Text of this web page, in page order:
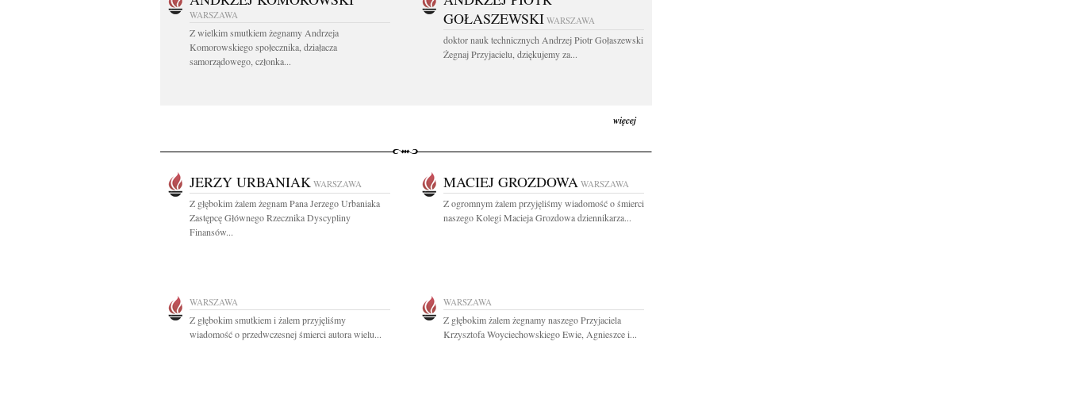
WARSZAWA
Z wielkim smutkiem żegnamy Andrzeja
Komorowskiego społecznika, działacza
samorządowego, członka...
GOŁASZEWSKI WARSZAWA
doktor nauk technicznych Andrzej Piotr Gołaszewski
Żegnaj Przyjacielu, dziękujemy za...
więcej
JERZY URBANIAK WARSZAWA
Z głębokim żalem żegnam Pana Jerzego Urbaniaka
Zastępcę Głównego Rzecznika Dyscypliny
Finansów...
MACIEJ GROZDOWA WARSZAWA
Z ogromnym żalem przyjęliśmy wiadomość o śmierci
naszego Kolegi Macieja Grozdowa dziennikarza...
WARSZAWA
Z głębokim smutkiem i żalem przyjęliśmy
wiadomość o przedwczesnej śmierci autora wielu...
WARSZAWA
Z głębokim żalem żegnamy naszego Przyjaciela
Krzysztofa Woyciechowskiego Ewie, Agnieszce i...